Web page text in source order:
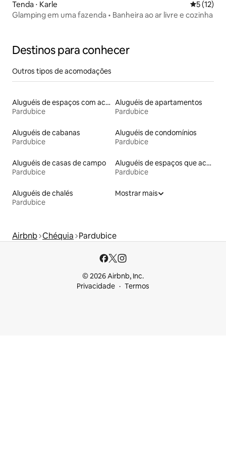
Tenda ⋅ Karle 5 de uma
5 (12)
Glamping em uma fazenda • Banheira ao ar livre e cozinha
Destinos para conhecer
Outros tipos de acomodações
Aluguéis de espaços com acesso direto a pistas de esqui
Pardubice
Aluguéis de apartamentos
Pardubice
Aluguéis de cabanas
Pardubice
Aluguéis de condomínios
Pardubice
Aluguéis de casas de campo
Pardubice
Aluguéis de espaços que aceitam animais de estimação
Pardubice
Aluguéis de chalés
Pardubice
Mostrar mais
Airbnb Chéquia Pardubice
© 2026 Airbnb, Inc.
Privacidade
Termos